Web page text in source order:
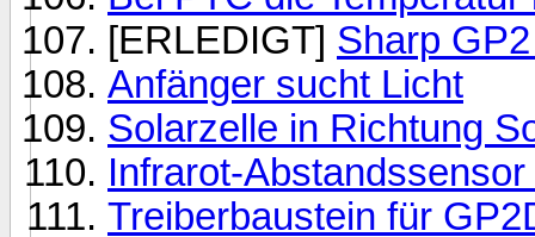
[ERLEDIGT] Sharp
Anfänger sucht Licht
Solarzelle in Richtung
Infrarot-
Treiberbaustein für